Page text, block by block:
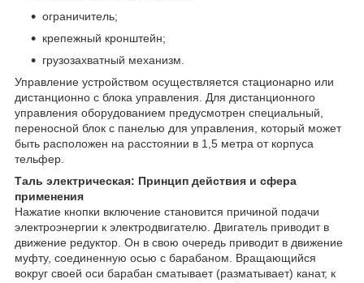
ограничитель;
крепежный кронштейн;
грузозахватный механизм.
Управление устройством осуществляется стационарно или
дистанционно с блока управления. Для дистанционного
управления оборудованием предусмотрен специальный,
переносной блок с панелью для управления, который может
быть расположен на расстоянии в 1,5 метра от корпуса
тельфер.
Таль электрическая: Принцип действия и сфера
применения
Нажатие кнопки включение становится причиной подачи
электроэнергии к электродвигателю. Двигатель приводит в
движение редуктор. Он в свою очередь приводит в движение
муфту, соединенную осью с барабаном. Вращающийся
вокруг своей оси барабан сматывает (разматывает) канат, к